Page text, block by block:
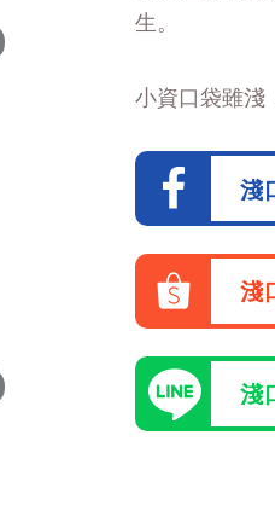
生。
小資口袋雖淺
淺
淺
淺